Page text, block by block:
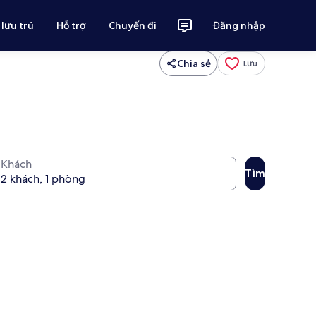
trú Hỗ trợ Chuyến đi Đăng nhập
Chia sẻ Lưu
Khách
Tìm